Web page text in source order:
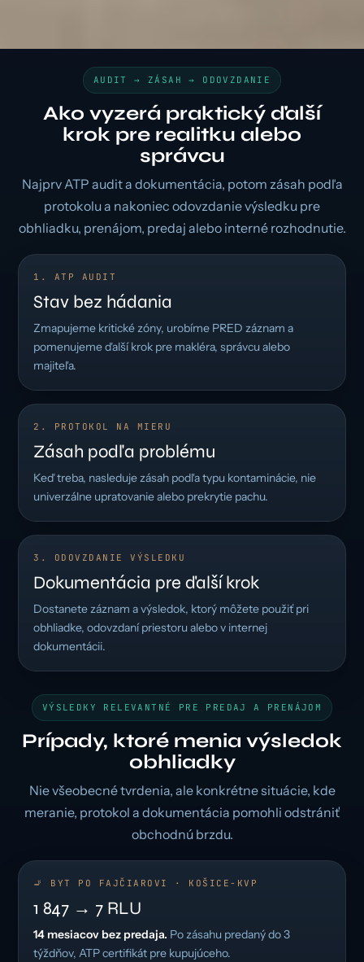
AUDIT → ZÁSAH → ODOVZDANIE
Ako vyzerá praktický ďalší
krok pre realitku alebo
správcu
Najprv ATP audit a dokumentácia, potom zásah podľa
protokolu a nakoniec odovzdanie výsledku pre
obhliadku, prenájom, predaj alebo interné rozhodnutie.
1. ATP AUDIT
Stav bez hádania
Zmapujeme kritické zóny, urobíme PRED záznam a
pomenujeme ďalší krok pre makléra, správcu alebo
majiteľa.
2. PROTOKOL NA MIERU
Zásah podľa problému
Keď treba, nasleduje zásah podľa typu kontaminácie, nie
univerzálne upratovanie alebo prekrytie pachu.
3. ODOVZDANIE VÝSLEDKU
Dokumentácia pre ďalší krok
Dostanete záznam a výsledok, ktorý môžete použiť pri
obhliadke, odovzdaní priestoru alebo v internej
dokumentácii.
VÝSLEDKY RELEVANTNÉ PRE PREDAJ A PRENÁJOM
Prípady, ktoré menia výsledok
obhliadky
Nie všeobecné tvrdenia, ale konkrétne situácie, kde
meranie, protokol a dokumentácia pomohli odstrániť
obchodnú brzdu.
🚬 BYT PO FAJČIAROVI · KOŠICE-KVP
1 847 → 7 RLU
14 mesiacov bez predaja. Po zásahu predaný do 3
týždňov, ATP certifikát pre kupujúceho.